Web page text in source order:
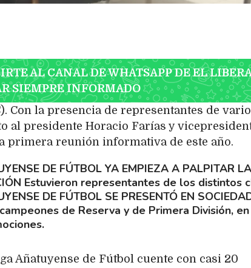
AL CANAL DE WHATSAPP DE EL
SIEMPRE INFORMADO
Con la presencia de representantes de
al presidente Horacio Farías y
primera reunión informativa de este año.
DE FÚTBOL YA EMPIEZA A PALPITAR LA
Estuvieron representantes de los distintos
DE FÚTBOL SE PRESENTÓ EN
de Reserva y de Primera División, en
Añatuyense de Fútbol cuente con casi 20